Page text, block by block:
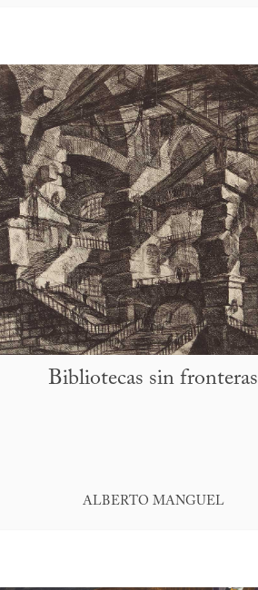
Bibliotecas sin fronteras
ALBERTO MANGUEL